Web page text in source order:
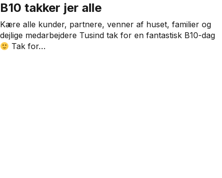
B10 takker jer alle
Kære alle kunder, partnere, venner af huset, familier og
dejlige medarbejdere Tusind tak for en fantastisk B10-dag
Tak for…